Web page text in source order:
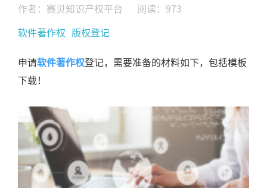
作者：赛贝知识产权平台
阅读：973
软件著作权 版权登记
申请软件著作权登记，需要准备的材料如下，包括模板
下载！